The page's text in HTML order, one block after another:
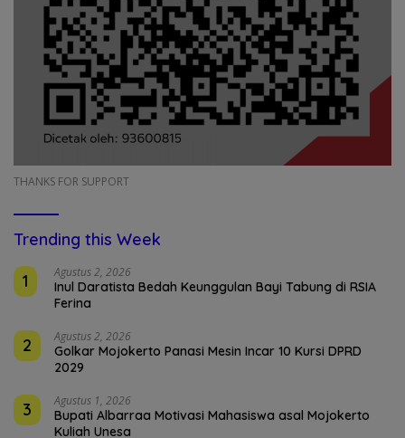
THANKS FOR SUPPORT
Trending this Week
1
Agustus 2, 2026
Inul Daratista Bedah Keunggulan Bayi Tabung di RSIA
Ferina
2 Agustus 2, 2026
Golkar Mojokerto Panasi Mesin Incar 10 Kursi DPRD
2029
3 Agustus 1, 2026
Bupati Albarraa Motivasi Mahasiswa asal Mojokerto
Kuliah Unesa